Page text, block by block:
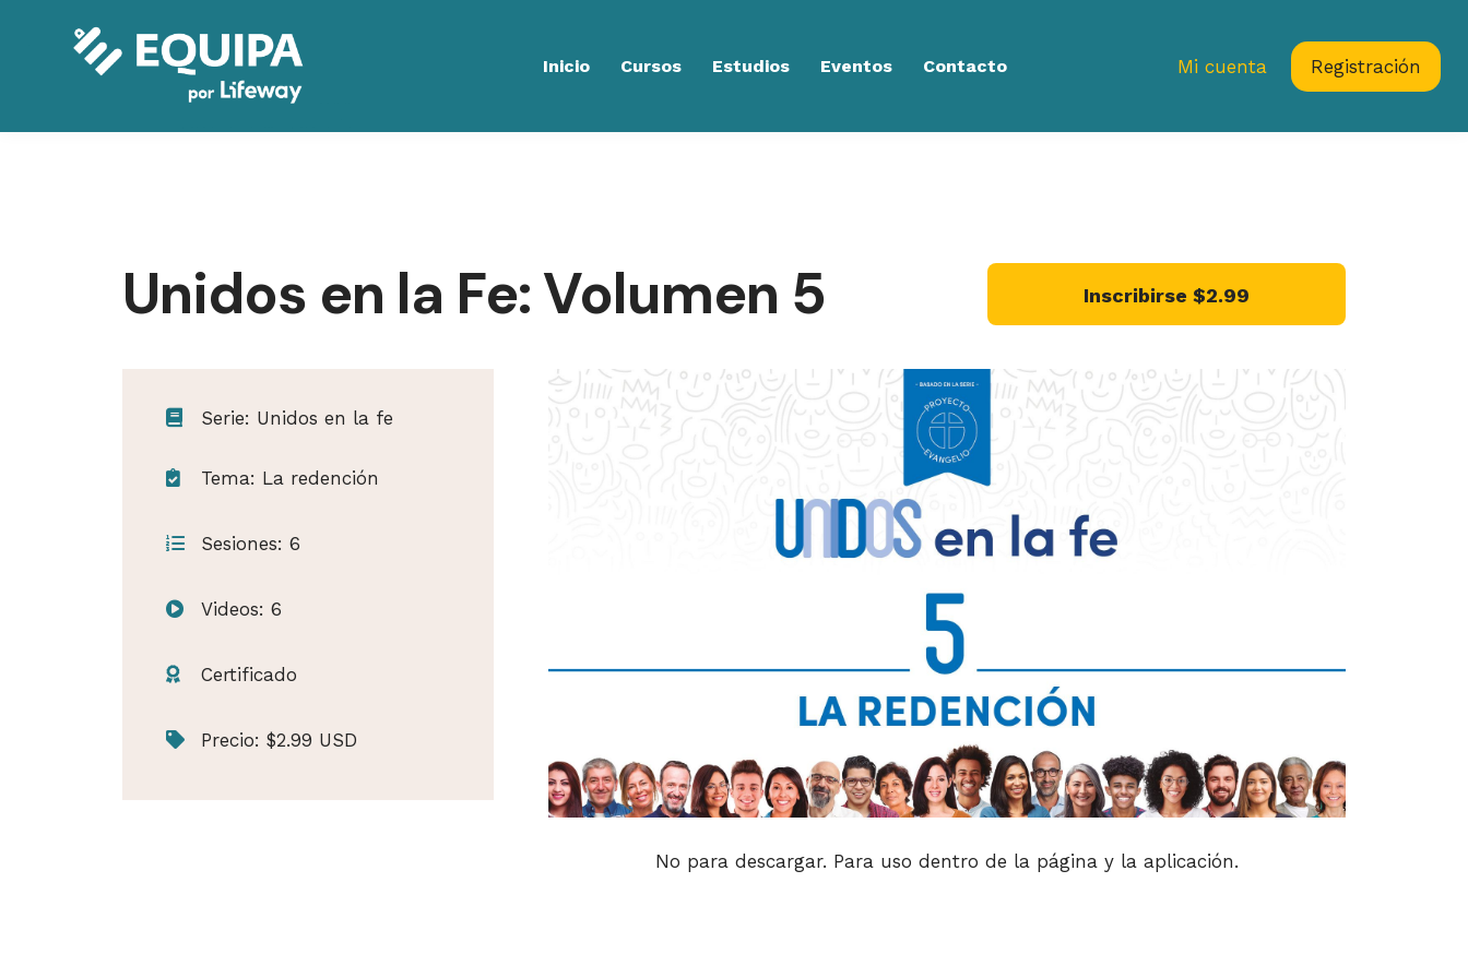
Inicio Cursos Estudios Eventos Contacto Mi cuenta Registración
Unidos en la Fe: Volumen 5 Inscribirse $2.99
Serie: Unidos en la fe
Tema: La redención
Sesiones: 6
Videos: 6
Certificado
Precio: $2.99 USD
No para descargar. Para uso dentro de la página y la aplicación.